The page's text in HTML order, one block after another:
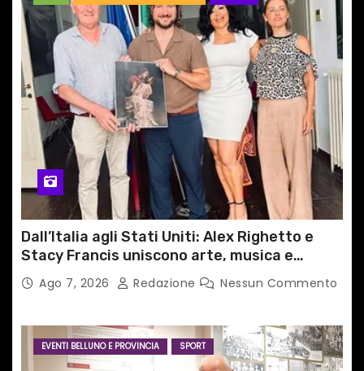
Dall’Italia agli Stati Uniti: Alex Righetto e
Stacy Francis uniscono arte, musica e
tecnologia in un nuovo progetto
internazionale”
Ago 7, 2026 Redazione Nessun Commento
EVENTI BELLUNO E PROVINCIA SPORT